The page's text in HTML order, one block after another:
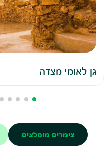
גן לאומי מצדה
צימרים מומלצים